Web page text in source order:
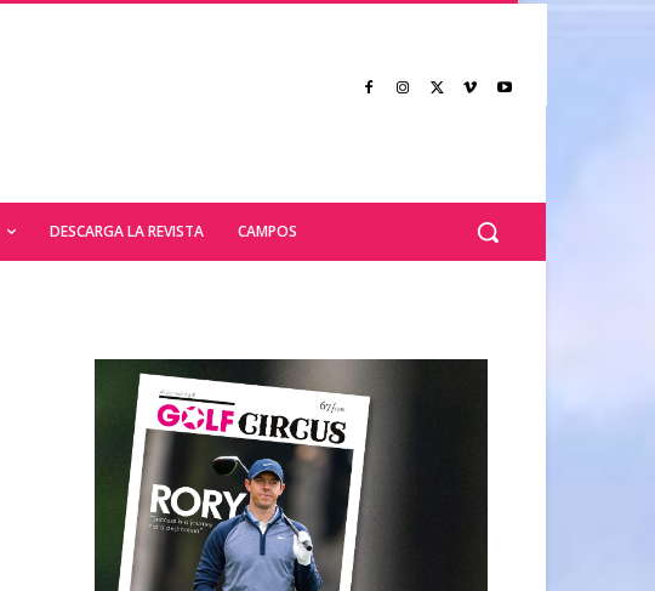
DESCARGA LA REVISTA CAMPOS